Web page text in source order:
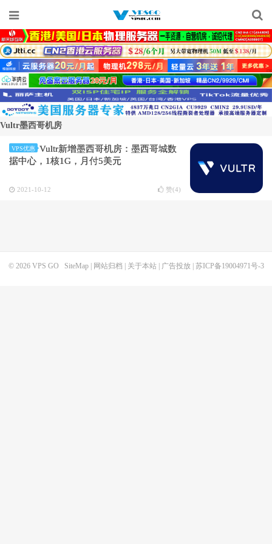
Vultr墨西哥机房
VPS优惠
Vultr新增墨西哥机房：墨西哥城数
据中心，1核1G，月付5美元
2021-10-12 赞(4)
© 2026 VPS GO SiteMap| 网站归档 关于本站| 广告投放| 苏ICP备19004971号-3